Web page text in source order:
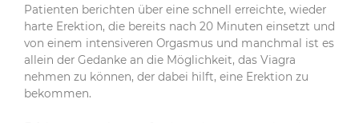
Patienten berichten über eine schnell erreichte, wieder
harte Erektion, die bereits nach 20 Minuten einsetzt und
von einem intensiveren Orgasmus und manchmal ist es
allein der Gedanke an die Möglichkeit, das Viagra
nehmen zu können, der dabei hilft, eine Erektion zu
bekommen.